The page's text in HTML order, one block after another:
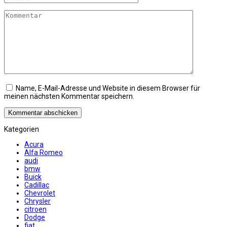
*
Kommentar
Name, E-Mail-Adresse und Website in diesem Browser für
meinen nächsten Kommentar speichern.
Kategorien
Acura
Alfa Romeo
audi
bmw
Buick
Cadillac
Chevrolet
Chrysler
citroen
Dodge